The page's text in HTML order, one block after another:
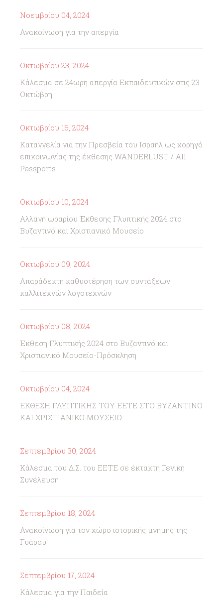
Νοεμβρίου 04, 2024
Ανακοίνωση για την απεργία
Οκτωβρίου 23, 2024
Κάλεσμα σε 24ωρη απεργία Εκπαιδευτικών στις 23
Οκτώβρη
Οκτωβρίου 16, 2024
Καταγγελία για την Πρεσβεία του Ισραήλ ως χορηγό
επικοινωνίας της έκθεσης WANDERLUST / All
Passports
Οκτωβρίου 10, 2024
Αλλαγή ωραρίου Έκθεσης Γλυπτικής 2024 στο
Βυζαντινό και Χριστιανικό Μουσείο
Οκτωβρίου 09, 2024
Απαράδεκτη καθυστέρηση των συντάξεων
καλλιτεχνών λογοτεχνών
Οκτωβρίου 08, 2024
Έκθεση Γλυπτικής 2024 στο Βυζαντινό και
Χριστιανικό Μουσείο-Πρόσκληση
Οκτωβρίου 04, 2024
ΕΚΘΕΣΗ ΓΛΥΠΤΙΚΗΣ ΤΟΥ ΕΕΤΕ ΣΤΟ ΒΥΖΑΝΤΙΝΟ
ΚΑΙ ΧΡΙΣΤΙΑΝΙΚΟ ΜΟΥΣΕΙΟ
Σεπτεμβρίου 30, 2024
Κάλεσμα του Δ.Σ. του ΕΕΤΕ σε έκτακτη Γενική
Συνέλευση
Σεπτεμβρίου 18, 2024
Ανακοίνωση για τον χώρο ιστορικής μνήμης της
Γυάρου
Σεπτεμβρίου 17, 2024
Κάλεσμα για την Παιδεία